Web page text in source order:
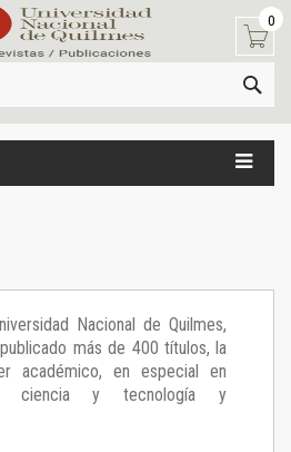
0
Nacional de Quilmes,
más de 400 títulos, la
académico, en especial en
ciencia y tecnología y